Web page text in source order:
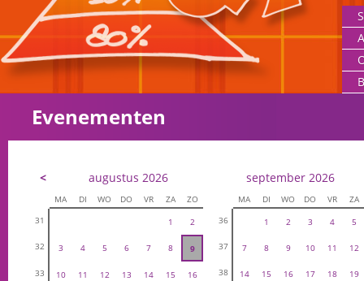
Evenementen
< augustus 2026
MA DI WO DO VR ZA
ZO
31
1 2
32 3 4 5 6 7 8 9
33 10 11 12 13 14 15 16
september 2026
MA DI WO DO VR
ZA
36
1 2 3 4 5
37 7 8 9 10 11 12
38 14 15 16 17 18 19